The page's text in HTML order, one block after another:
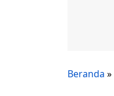
Beranda »